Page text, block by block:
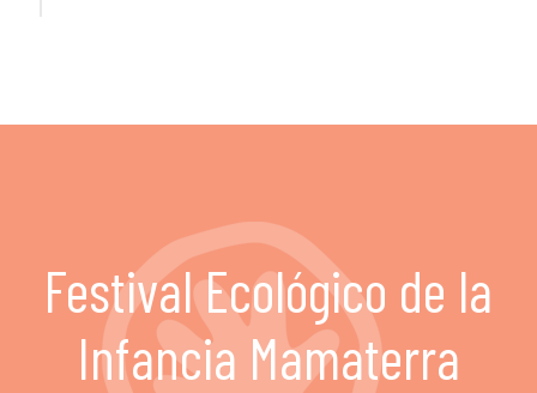
Festival Ecológico de la
Infancia Mamaterra